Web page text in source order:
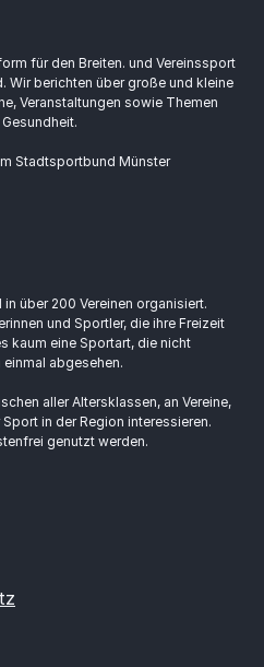
für den Breiten. und Vereinssport
Wir berichten über große und kleine
Veranstaltungen sowie Themen
Stadtsportbund Münster
über 200 Vereinen organisiert.
und Sportler, die ihre Freizeit
kaum eine Sportart, die nicht
abgesehen.
aller Altersklassen, an Vereine,
in der Region interessieren.
genutzt werden.